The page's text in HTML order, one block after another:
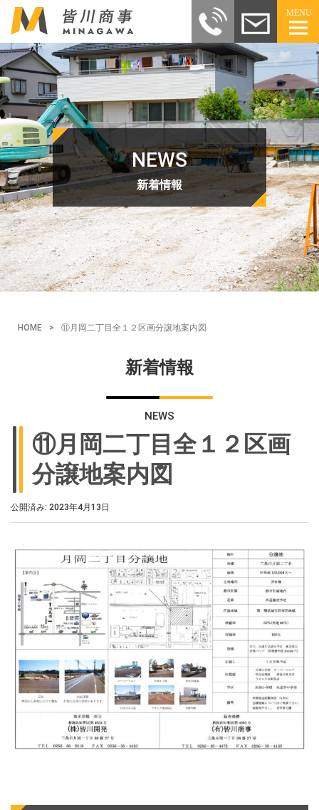
MENU
NEWS
新着情報
HOME > ⑪月岡二丁目全１２区画分譲地案内図
新着情報
NEWS
⑪月岡二丁目全１２区画
分譲地案内図
公開済み: 2023年4月13日